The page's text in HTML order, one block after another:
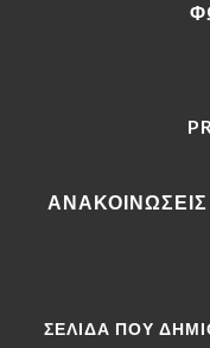
ΣΕΛΊΔΑ ΠΟΥ